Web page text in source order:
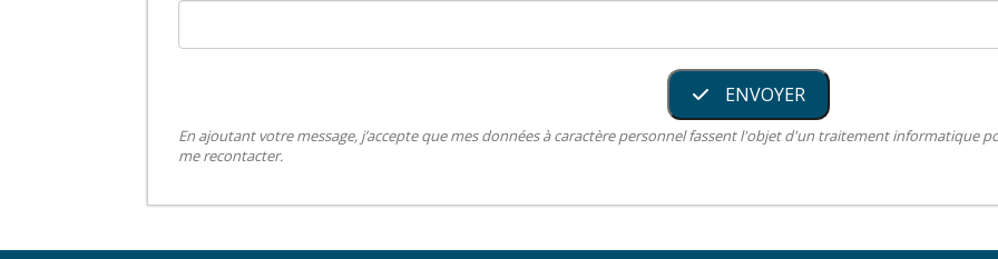
ENVOYER
En ajoutant votre message, j’accepte que mes données à caractère personnel fassent l'objet d'un traitement informatique
me recontacter.